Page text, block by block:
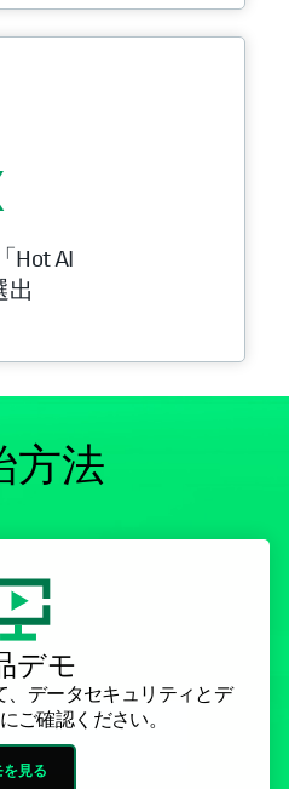
Hot AI
出
方法
デモ
、データセキュリティとデ
ご確認ください。
見る